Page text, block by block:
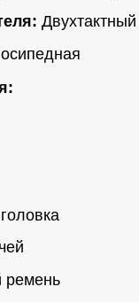
Двухтактный
ремень